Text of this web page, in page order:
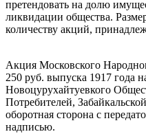
претендовать на долю
ликвидации общества.
количеству акций,
Акция Московского
250 руб. выпуска 1917 года
Новоцурухайтуевкого
Потребителей,
оборотная сторона с
надписью.